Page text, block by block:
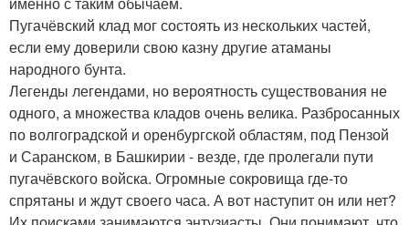
Пугачёвский клад мог состоять из нескольких частей,
если ему доверили свою казну другие атаманы
народного бунта.
Легенды легендами, но вероятность существования не
одного, а множества кладов очень велика. Разбросанных
по волгоградской и оренбургской областям, под Пензой
и Саранском, в Башкирии - везде, где пролегали пути
пугачёвского войска. Огромные сокровища где-то
спрятаны и ждут своего часа. А вот наступит он или нет?